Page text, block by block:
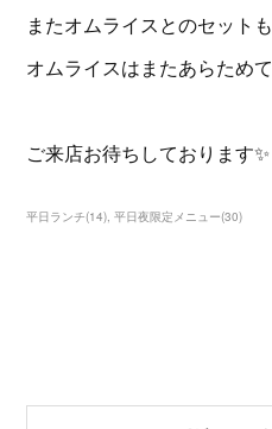
またオムライスとのセットも
オムライスはまたあらため
ご来店お待ちしております✨
平日ランチ(14) 平日夜限定メニュー(30)